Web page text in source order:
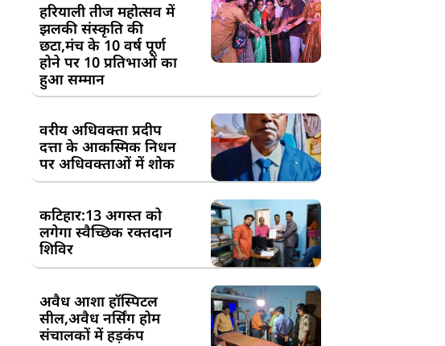
हरियाली तीज महोत्सव में
झलकी संस्कृति की
छटा,मंच के 10 वर्ष पूर्ण
होने पर 10 प्रतिभाओं का
हुआ सम्मान
वरीय अधिवक्ता प्रदीप
दत्ता के आकस्मिक निधन
पर अधिवक्ताओं में शोक
कटिहार:13 अगस्त को
लगेगा स्वैच्छिक रक्तदान
शिविर
अवैध आशा हॉस्पिटल
सील,अवैध नर्सिंग होम
संचालकों में हड़कंप